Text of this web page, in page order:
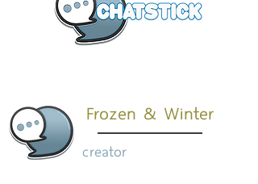
Frozen & Winter
creator